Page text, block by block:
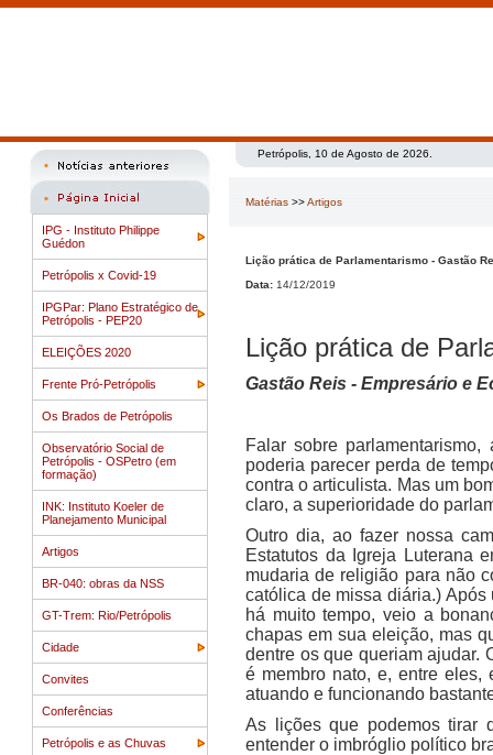
IPG - Instituto Philippe
Guédon
Petrópolis x Covid-19
IPGPar: Plano Estratégico de
Petrópolis - PEP20
ELEIÇÕES 2020
Frente Pró-Petrópolis
Os Brados de Petrópolis
Observatório Social de
Petrópolis - OSPetro (em
formação)
INK: Instituto Koeler de
Planejamento Municipal
Artigos
BR-040: obras da NSS
GT-Trem: Rio/Petrópolis
Cidade
Convites
Conferências
Petrópolis e as Chuvas
Petrópolis, 10 de Agosto de 2026.
Matérias >>Artigos
Lição prática de Parlamentarismo - Gastão
Data: 14/12/2019
Lição prática de
Gastão Reis - Empresário e
Falar sobre
poderia parecer perda de
contra o articulista. Mas um
claro, a superioridade do
Outro dia, ao fazer nossa
Estatutos da Igreja Luterana
mudaria de religião para não
católica de missa diária.)
há muito tempo, veio a
chapas em sua eleição, mas
dentre os que queriam ajudar.
é membro nato, e, entre eles,
atuando e funcionando
As lições que podemos tirar
entender o imbróglio político